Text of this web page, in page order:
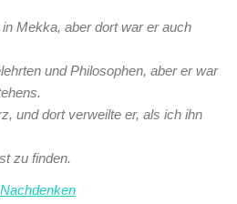
Mekka, aber dort war er auch
und Philosophen, aber er war
und dort verweilte er, als ich ihn
zu finden.